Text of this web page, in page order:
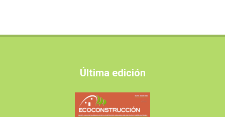
Última edición